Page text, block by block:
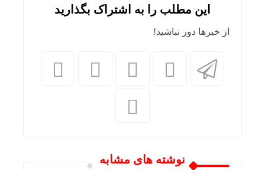
این مطلب را به اشتراک بگذارید
از خبرها دور نباشید!
نوشته های مشابه